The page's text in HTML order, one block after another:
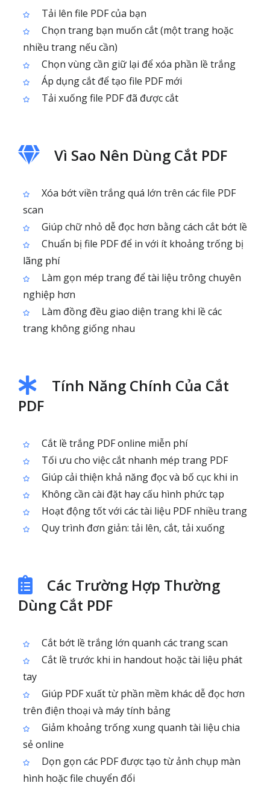
Tải lên file PDF của bạn
Chọn trang bạn muốn cắt (một trang hoặc
nhiều trang nếu cần)
Chọn vùng cần giữ lại để xóa phần lề trắng
Áp dụng cắt để tạo file PDF mới
Tải xuống file PDF đã được cắt
Vì Sao Nên Dùng Cắt PDF
Xóa bớt viền trắng quá lớn trên các file PDF
scan
Giúp chữ nhỏ dễ đọc hơn bằng cách cắt bớt lề
Chuẩn bị file PDF để in với ít khoảng trống bị
lãng phí
Làm gọn mép trang để tài liệu trông chuyên
nghiệp hơn
Làm đồng đều giao diện trang khi lề các
trang không giống nhau
Tính Năng Chính Của Cắt
PDF
Cắt lề trắng PDF online miễn phí
Tối ưu cho việc cắt nhanh mép trang PDF
Giúp cải thiện khả năng đọc và bố cục khi in
Không cần cài đặt hay cấu hình phức tạp
Hoạt động tốt với các tài liệu PDF nhiều trang
Quy trình đơn giản: tải lên, cắt, tải xuống
Các Trường Hợp Thường
Dùng Cắt PDF
Cắt bớt lề trắng lớn quanh các trang scan
Cắt lề trước khi in handout hoặc tài liệu phát
tay
Giúp PDF xuất từ phần mềm khác dễ đọc hơn
trên điện thoại và máy tính bảng
Giảm khoảng trống xung quanh tài liệu chia
sẻ online
Dọn gọn các PDF được tạo từ ảnh chụp màn
hình hoặc file chuyển đổi